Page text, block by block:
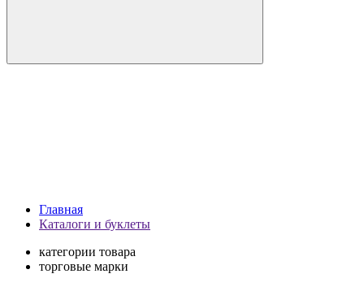
Главная
Каталоги и буклеты
категории товара
торговые марки